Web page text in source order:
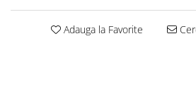
Adauga la Favorite